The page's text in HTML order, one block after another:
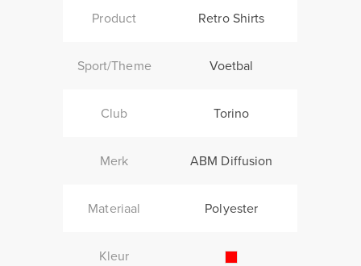
Product Retro Shirts
Sport/Theme Voetbal
Club Torino
Merk ABM Diffusion
Materiaal Polyester
Kleur